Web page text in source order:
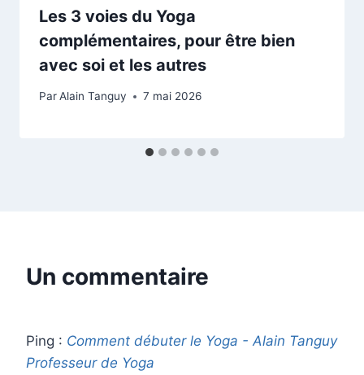
Les 3 voies du Yoga
complémentaires, pour être bien
avec soi et les autres
ParAlain Tanguy 7 mai 2026
Un commentaire
Ping : Comment débuter le Yoga - Alain Tanguy
Professeur de Yoga